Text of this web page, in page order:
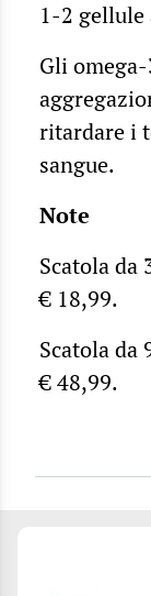
1-2
Gli
ritardare i
sangue.
Note
Scatola da
€ 18,99.
Scatola da
€ 48,99.